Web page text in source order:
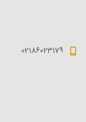
02186023179